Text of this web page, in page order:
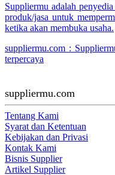
Suppliermu adalah
produk/jasa untuk
ketika akan membuka usaha.
suppliermu.com :
terpercaya
suppliermu.com
Tentang Kami
Syarat dan Ketentuan
Kebijakan dan Privasi
Kontak Kami
Bisnis Supplier
Artikel Supplier